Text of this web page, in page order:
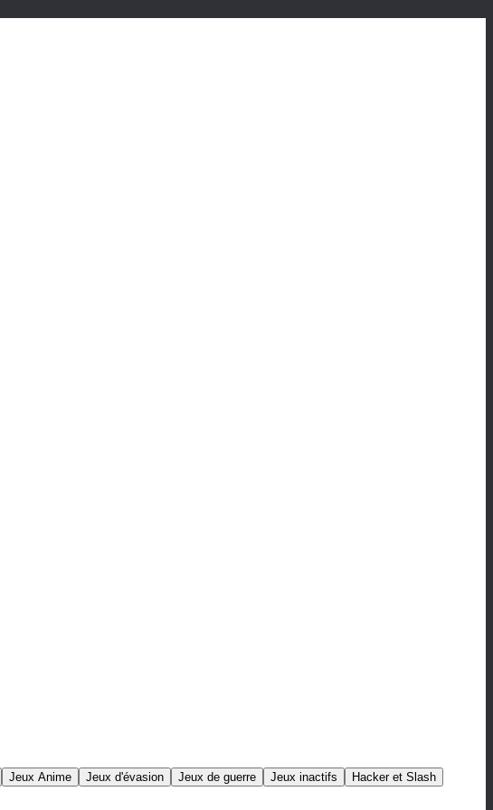
Jeux Anime Jeux d'évasion Jeux de guerre Jeux inactifs
Hacker et Slash